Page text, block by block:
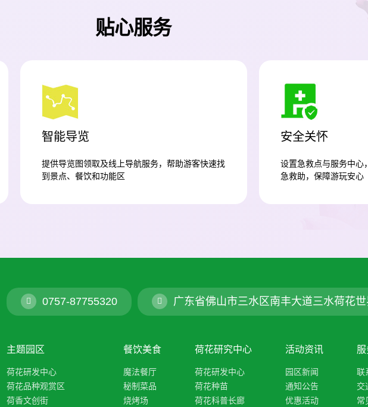
贴心服务
智能导览
提供导览图领取及线上导航服务，帮助游客快速找
到景点、餐饮和功能区
安全关怀
设置急救点与服务中心
急救助，保障游玩安心
0757-87755320 广东省佛山市三水区南丰大道三水荷花世
主题园区
荷花研发中心
荷花品种观赏区
荷香文创街
餐饮美食
魔法餐厅
秘制菜品
烧烤场
荷花研究中心
荷花研发中心
荷花种苗
荷花科普长廊
活动资讯
园区新闻
通知公告
优惠活动
联
交
常